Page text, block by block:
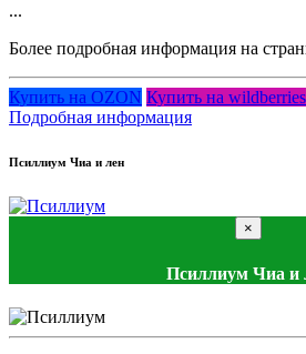
...
Более подробная информация на
Купить на OZON Купить на wildberries
Подробная информация
Псиллиум Чиа и лен
×
Псиллиум Чиа и